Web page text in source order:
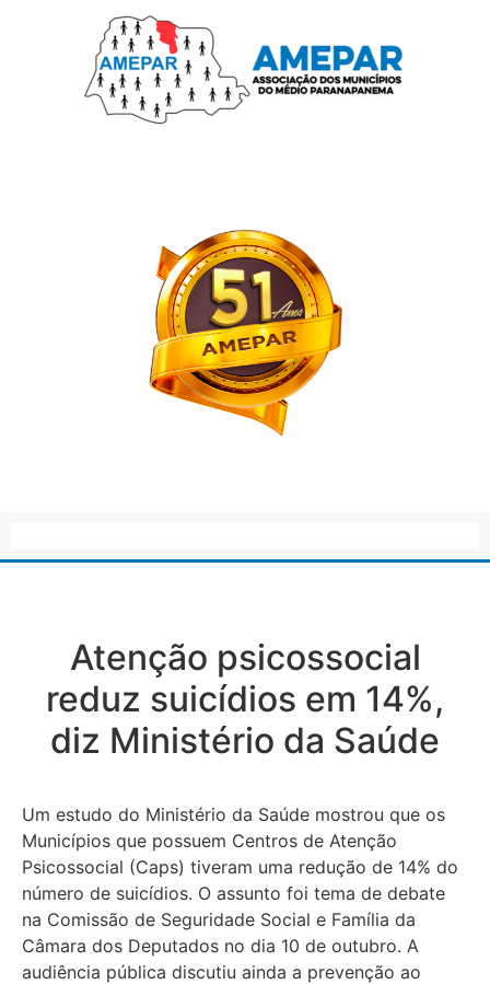
Atenção psicossocial
reduz suicídios em 14%,
diz Ministério da Saúde
Um estudo do Ministério da Saúde mostrou que os
Municípios que possuem Centros de Atenção
Psicossocial (Caps) tiveram uma redução de 14% do
número de suicídios. O assunto foi tema de debate
na Comissão de Seguridade Social e Família da
Câmara dos Deputados no dia 10 de outubro. A
audiência pública discutiu ainda a prevenção ao